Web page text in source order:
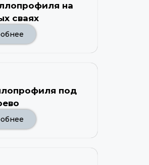
на
сваях
под